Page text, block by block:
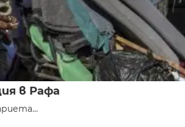
в Рафа